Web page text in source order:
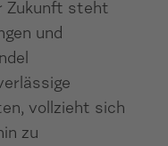
Zukunft steht
und
vollzieht sich
zu